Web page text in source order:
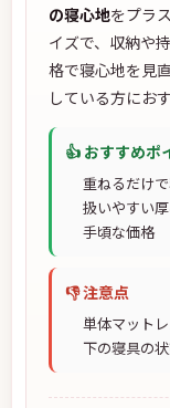
の寝心地をプラ
イズで、収納や
格で寝心地を見
している方にお
👍 おすすめポ
重ねるだけ
扱いやすい
手頃な価格
👎 注意点
単体マット
下の寝具の